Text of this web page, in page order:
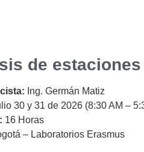
de
Ing. Germán Matiz
30 y 31 de 2026 (8:30 AM –
16 Horas
– Laboratorios Erasmus